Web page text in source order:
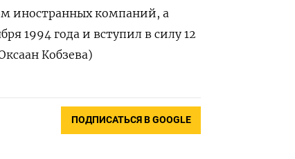
иностранных компаний, а
1994 года и вступил в силу 12
Кобзева)
ПОДПИСАТЬСЯ В GOOGLE